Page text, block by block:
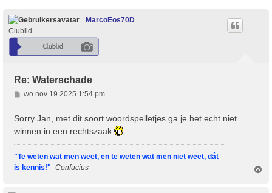
MarcoEos70D
Clublid
Re: Waterschade
B
e
r
i
t
wo nov 19 2025 1:54 pm
Sorry Jan, met dit soort woordspelletjes ga je het echt niet
winnen in een rechtszaak
"Te weten wat men weet, en te weten wat men niet weet, dát
is kennis!" -Confucius-